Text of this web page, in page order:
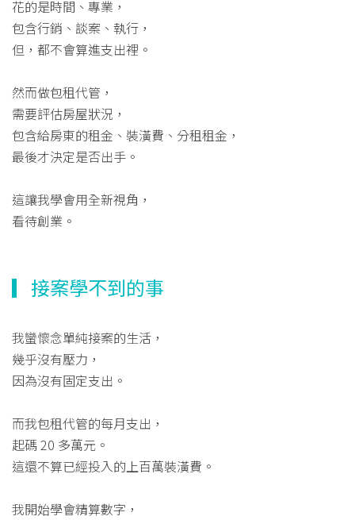
花的是時間、專業，
包含行銷、談案、執行，
但，都不會算進支出裡。
然而做包租代管，
需要評估房屋狀況，
包含給房東的租金、裝潢費、分租租金，
最後才決定是否出手。
這讓我學會用全新視角，
看待創業。
▎接案學不到的事
我蠻懷念單純接案的生活，
幾乎沒有壓力，
因為沒有固定支出。
而我包租代管的每月支出，
起碼 20 多萬元。
這還不算已經投入的上百萬裝潢費。
我開始學會精算數字，